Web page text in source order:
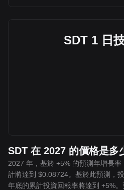
SDT 1 日
SDT 在 2027 的價格是多
2027 年，基於 +5% 的預測年增長
計將達到 $0.08724。基於此預測，
年底的累計投資回報率將達到 +5%